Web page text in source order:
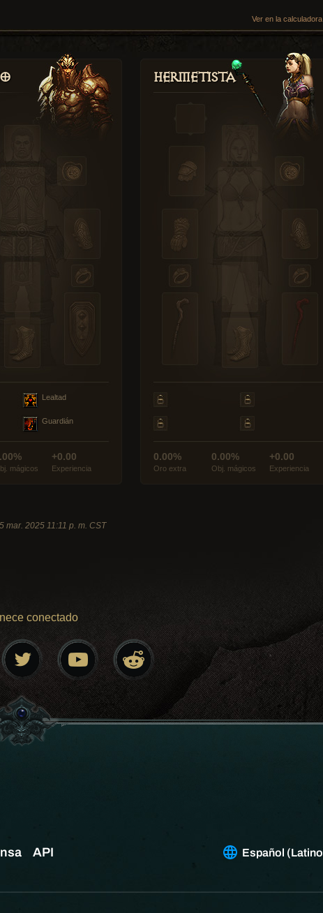
Ver en la calculadora
Lealtad
Guardián
mágicos
+0.00
Experiencia
Hermetista
0.00%
Oro extra
0.00%
Obj. mágicos
+0.00
Experiencia
mar. 2025 11:11 p. m. CST
conectado